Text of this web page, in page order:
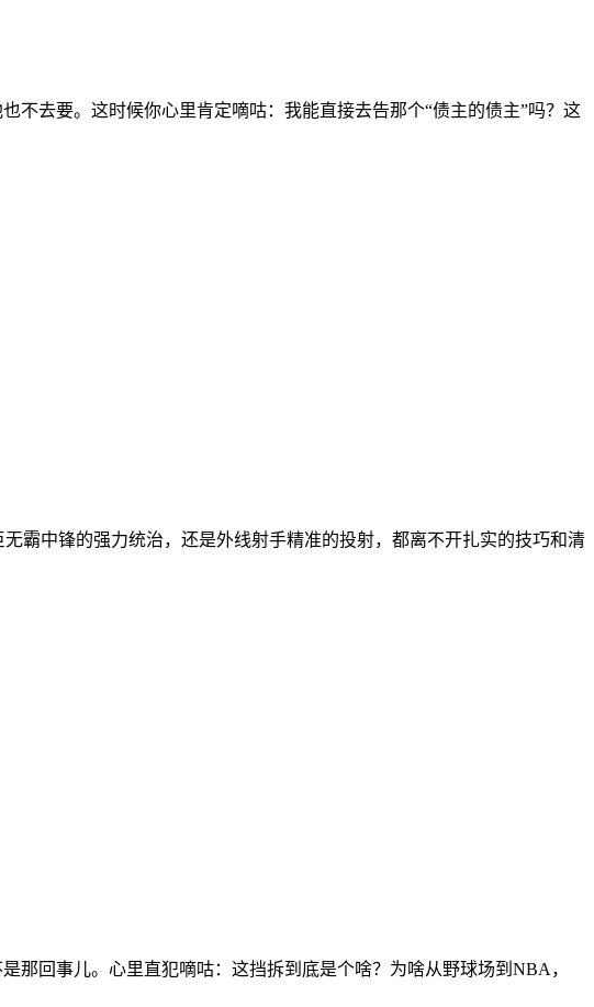
不去要。这时候你心里肯定嘀咕：我能直接去告那个“债主的债主”吗？这
霸中锋的强力统治，还是外线射手精准的投射，都离不开扎实的技巧和清
那回事儿。心里直犯嘀咕：这挡拆到底是个啥？为啥从野球场到NBA，